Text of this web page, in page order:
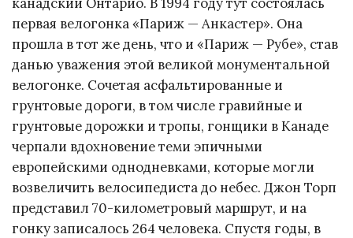
первая велогонка «Париж — Анкастер». Она
прошла в тот же день, что и «Париж — Рубе», став
данью уважения этой великой монументальной
велогонке. Сочетая асфальтированные и
грунтовые дороги, в том числе гравийные и
грунтовые дорожки и тропы, гонщики в Канаде
черпали вдохновение теми эпичными
европейскими однодневками, которые могли
возвеличить велосипедиста до небес. Джон Торп
представил 70-километровый маршрут, и на
гонку записалось 264 человека. Спустя годы, в